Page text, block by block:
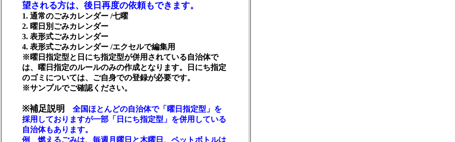
望される方は、後日再度の依頼もできます。
1. 通常のごみカレンダー /七曜
2. 曜日別ごみカレンダー
3. 表形式ごみカレンダー
4. 表形式ごみカレンダー /エクセルで編集用
※曜日指定型と日にち指定型が併用されている自治体で
は、曜日指定のルールのみの作成となります。日にち指定
のゴミについては、ご自身での登録が必要です。
※サンプルでご確認ください。
※補足説明
全国ほとんどの自治体で「曜日指定型」を
採用しておりますが一部「日にち指定型」を併用している
自治体もあります。
例 燃えるごみは、毎週月曜日と木曜日、ペットボトルは